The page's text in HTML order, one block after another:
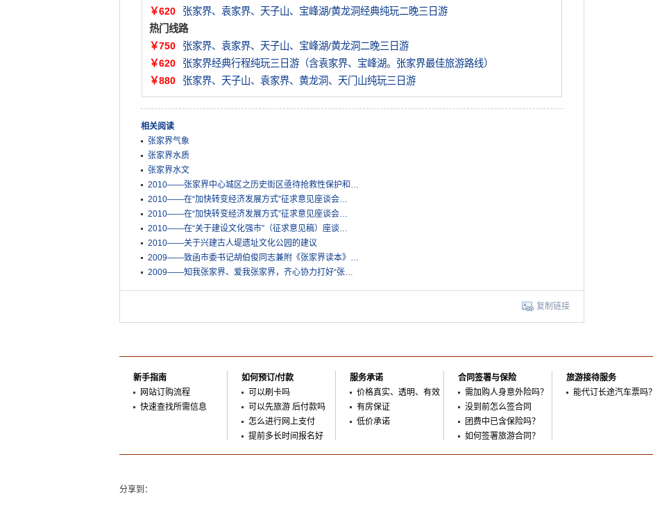
￥620
张家界、袁家界、天子山、宝峰湖/黄龙洞经典纯玩二晚三日游
热门线路
￥750
张家界、袁家界、天子山、宝峰湖/黄龙洞二晚三日游
￥620
张家界经典行程纯玩三日游（含袁家界、宝峰湖。张家界最佳旅游路线）
￥880
张家界、天子山、袁家界、黄龙洞、天门山纯玩三日游
相关阅读
张家界气象
张家界水质
张家界水文
2010——张家界中心城区之历史街区亟待抢救性保护和…
2010——在“加快转变经济发展方式”征求意见座谈会…
2010——在“加快转变经济发展方式”征求意见座谈会…
2010——在“关于建设文化强市”（征求意见稿）座谈…
2010——关于兴建古人堤遗址文化公园的建议
2009——致函市委书记胡伯俊同志兼附《张家界读本》…
2009——知我张家界、爱我张家界，齐心协力打好“张…
复制链接
新手指南
网站订购流程
快速查找所需信息
如何预订/付款
可以刷卡吗
可以先旅游 后付款吗
怎么进行网上支付
提前多长时间报名好
服务承诺
价格真实、透明、有效
有房保证
低价承诺
合同签署与保险
需加购人身意外险吗？
没到前怎么签合同
团费中已含保险吗？
如何签署旅游合同？
旅游接待服务
能代订长途汽车票吗？
分享到：